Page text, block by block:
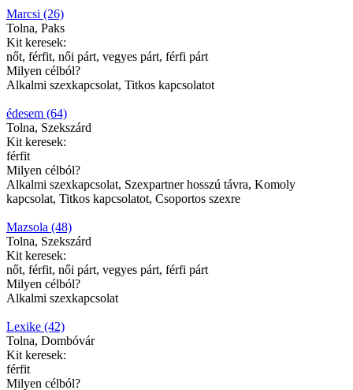
Marcsi (26)
Tolna, Paks
Kit keresek:
nőt, férfit, női párt, vegyes párt, férfi párt
Milyen célból?
Alkalmi szexkapcsolat, Titkos kapcsolatot
édesem (64)
Tolna, Szekszárd
Kit keresek:
férfit
Milyen célból?
Alkalmi szexkapcsolat, Szexpartner hosszú távra, Komoly
kapcsolat, Titkos kapcsolatot, Csoportos szexre
Mazsola (48)
Tolna, Szekszárd
Kit keresek:
nőt, férfit, női párt, vegyes párt, férfi párt
Milyen célból?
Alkalmi szexkapcsolat
Lexike (42)
Tolna, Dombóvár
Kit keresek:
férfit
Milyen célból?